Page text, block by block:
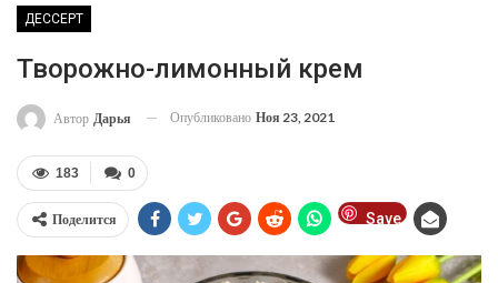
ДЕССЕРТ
Творожно-лимонный крем
Автор Дарья Опубликовано Ноя 23, 2021
0
183
Поделится Save